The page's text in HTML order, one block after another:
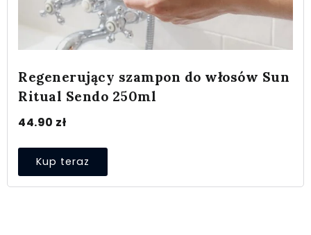
Regenerujący szampon do włosów Sun
Ritual Sendo 250ml
44.90 zł
Kup teraz